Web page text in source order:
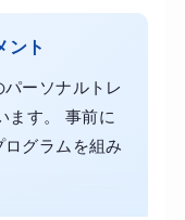
ント
ーソナルトレ
ます。 事前に
グラムを組み
に効果が見込め